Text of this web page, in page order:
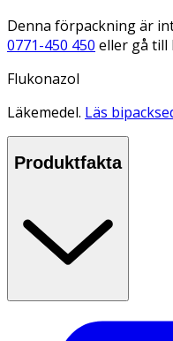
Denna förpackning är
0771-450 450 eller gå till
Flukonazol
Läkemedel. Läs
Produktfakta